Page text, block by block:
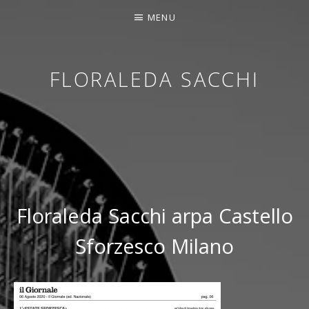
FLORALEDA SACCHI
CONTEMPORARY HARPIST
MENU
Floraleda Sacchi arpa Castello
Sforzesco Milano